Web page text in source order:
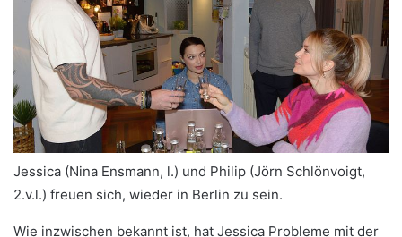
Jessica (Nina Ensmann, l.) und Philip (Jörn Schlönvoigt,
2.v.l.) freuen sich, wieder in Berlin zu sein.
Wie inzwischen bekannt ist, hat Jessica Probleme mit der